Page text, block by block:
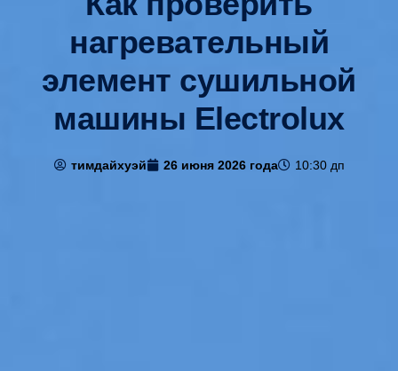
нагревательный
элемент сушильной
машины Electrolux
тимдайхуэй 26 июня 2026 года 10:30 дп